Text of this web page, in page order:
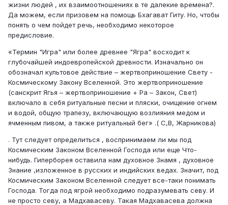
жизни людей , их взаимоотношениях в те далекие времена?.
Да можем, если призовем на помощь Бхагават Гиту. Но, чтобы
понять о чем пойдет речь, необходимо некоторое
предисловие.
«Термин "Игра" или более древнее "Ягра" восходит к
глубочайшей индоевропейской древности. Изначально он
обозначал культовое действие – жертвоприношение Свету -
Космическому Закону Вселенной. Это жертвоприношение
(санскрит Ягья – жертвоприношение + Ра – Закон, Свет)
включало в себя ритуальные песни и пляски, очищение огнем
и водой, общую трапезу, включающую возлияния медом и
ячменным пивом, а также ритуальный бег» .( С,В, Жарникова)
. Тут следует определиться , воспринимаем ли мы под
Космическим Законом Вселенной Господа или еще Что-
нибудь. Гиперборея оставила нам духовное Знамя , духовное
Знание ,изложенное в русских и индийских ведах. Значит, под
Космическим Законом Вселенной следует все-таки понимать
Господа. Тогда под ягрой необходимо подразумевать севу. И
не просто севу, а Мадхавасеву. Такая Мадхавасева должна